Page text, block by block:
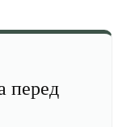
перед